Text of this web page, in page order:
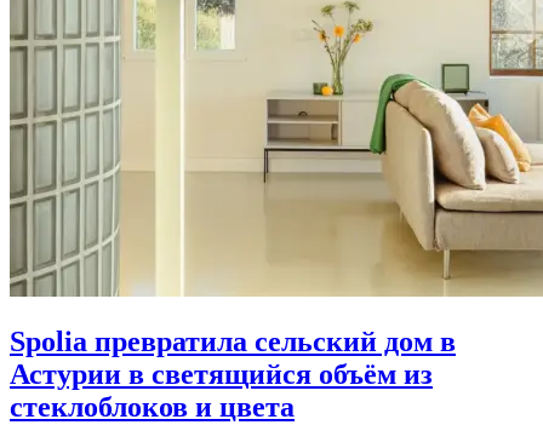
Spolia превратила сельский дом в
Астурии в светящийся объём из
стеклоблоков и цвета